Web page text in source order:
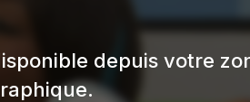
depuis votre